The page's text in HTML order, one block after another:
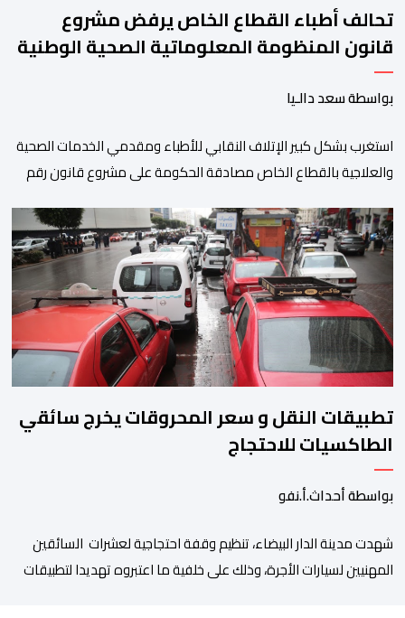
تحالف أطباء القطاع الخاص يرفض مشروع
قانون المنظومة المعلوماتية الصحية الوطنية
المندمجة
بواسطة سعد دالـيا
استغرب بشكل كبير الإتلاف النقابي للأطباء ومقدمي الخدمات الصحية
والعلاجية بالقطاع الخاص مصادقة الحكومة على مشروع قانون رقم
والذي اعتبره الائتلاف جاء في غياب تام للمقاربة التشاركية وعدم أخذ
رأي وملاحظات التمثيليات المهنية للأطباء ومقدمي الخدمات العلاجية
رغم ما تسنه مقتضيات مشروع القانون من عقوبات مالية ضدهم
وتهدد […]
تطبيقات النقل و سعر المحروقات يخرج سائقي
الطاكسيات للاحتجاج
بواسطة أحداث.أ.نفو
شهدت مدينة الدار البيضاء، تنظيم وقفة احتجاجية لعشرات السائقين
المهنيين لسيارات الأجرة، وذلك على خلفية ما اعتبروه تهديدا لتطبيقات